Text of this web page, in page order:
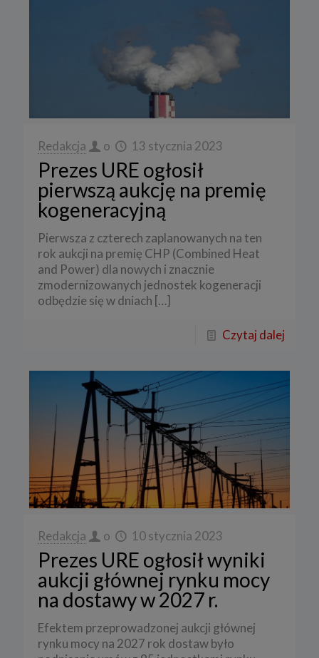
Redakcja o 13 stycznia 2023
Prezes URE ogłosił
pierwszą aukcję na premię
kogeneracyjną
Pierwsza z czterech zaplanowanych na ten
rok aukcji na premię CHP (Combined Heat
and Power) dla nowych i znacznie
zmodernizowanych jednostek kogeneracji
odbędzie się w dniach […]
Czytaj dalej
Redakcja o 10 stycznia 2023
Prezes URE ogłosił wyniki
aukcji głównej rynku mocy
na dostawy w 2027 r.
Efektem przeprowadzonej aukcji głównej
rynku mocy na 2027 rok dostaw było